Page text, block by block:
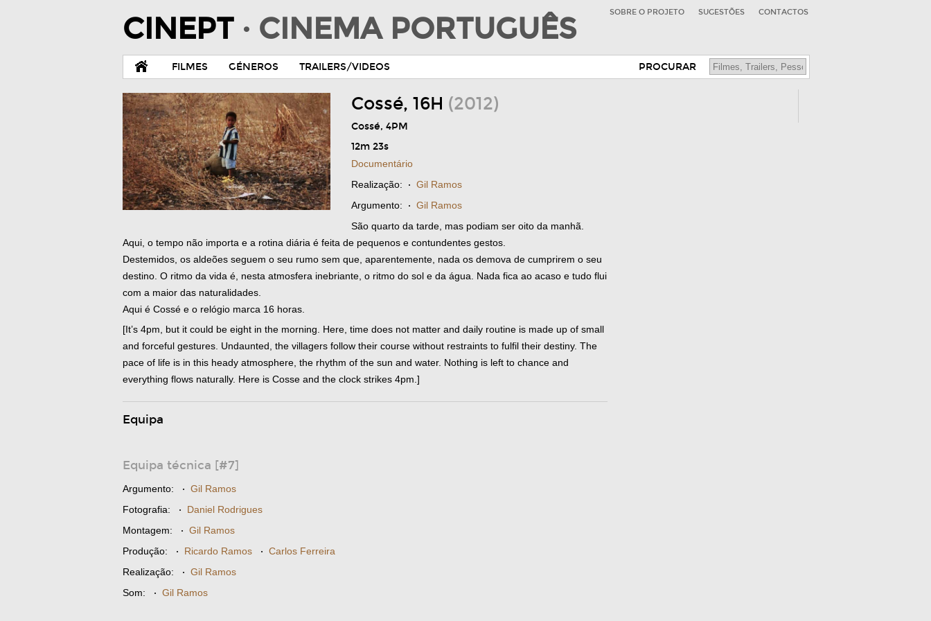
CINEPT · CINEMA PORTUGUÊS SOBRE O PROJETO SUGESTÕES CONTACTOS
FILMES GÉNEROS TRAILERS/VIDEOS PROCURAR
Cossé, 16H (2012)
Cossé, 4PM
12m 23s
Documentário
Realização: · Gil Ramos
Argumento: · Gil Ramos
São quarto da tarde, mas podiam ser oito da manhã.
Aqui, o tempo não importa e a rotina diária é feita de pequenos e contundentes gestos.
Destemidos, os aldeões seguem o seu rumo sem que, aparentemente, nada os demova de cumprirem o seu
destino. O ritmo da vida é, nesta atmosfera inebriante, o ritmo do sol e da água. Nada fica ao acaso e tudo flui
com a maior das naturalidades.
Aqui é Cossé e o relógio marca 16 horas.
[It’s 4pm, but it could be eight in the morning. Here, time does not matter and daily routine is made up of small
and forceful gestures. Undaunted, the villagers follow their course without restraints to fulfil their destiny. The
pace of life is in this heady atmosphere, the rhythm of the sun and water. Nothing is left to chance and
everything flows naturally. Here is Cosse and the clock strikes 4pm.]
Equipa
Equipa técnica [#7]
Argumento: · Gil Ramos
Fotografia: · Daniel Rodrigues
Montagem: · Gil Ramos
Produção: · Ricardo Ramos · Carlos Ferreira
Realização: · Gil Ramos
Som: · Gil Ramos